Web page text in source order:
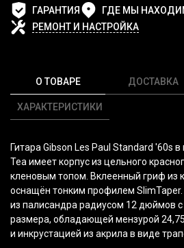
ГАРАНТИЯ
ГДЕ МЫ
РЕМОНТ И НАСТРОЙКА
О ТОВАРЕ
ХАРАКТЕРИСТИКИ
ДОСТАВКА
Гитара Gibson Les Paul Standard '60s
Tea имеет корпус из цельного
кленовым топом. Вклеенный гриф из
оснащён тонким профилем SlimTaper.
из палисандра радиусом 12 дюймов
размера, обладающей мензурой
и инкрустацией из акрила в виде